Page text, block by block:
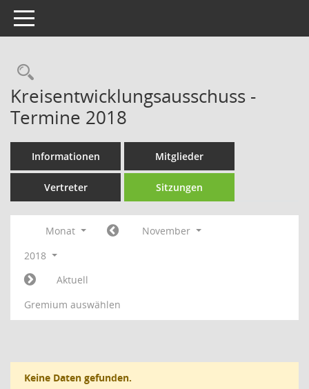
Toggle navigation
Rechercheauswahl
Kreisentwicklungsausschuss -
Termine 2018
Informationen Mitglieder
Vertreter Sitzungen
Monat
November
2018
Aktuell
Gremium auswählen
Keine Daten gefunden.